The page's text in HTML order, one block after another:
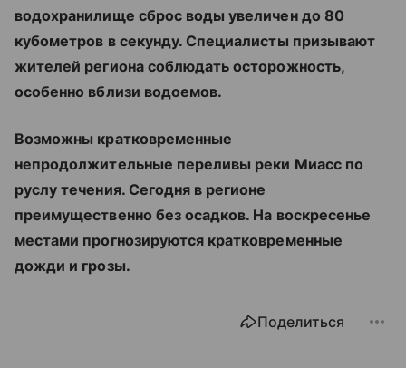
водохранилище сброс воды увеличен до 80
кубометров в секунду. Специалисты призывают
жителей региона соблюдать осторожность,
особенно вблизи водоемов.
Возможны кратковременные
непродолжительные переливы реки Миасс по
руслу течения. Сегодня в регионе
преимущественно без осадков. На воскресенье
местами прогнозируются кратковременные
дожди и грозы.
Поделиться